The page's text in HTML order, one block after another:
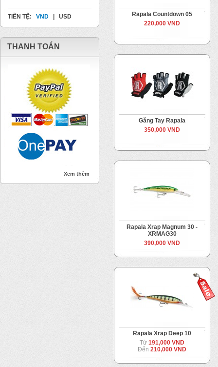
TIỀN TỆ: VND USD
THANH TOÁN
Xem thêm
Rapala Countdown 05
220,000 VND
Găng Tay Rapala
350,000 VND
Rapala Xrap Magnum 30 -
XRMAG30
390,000 VND
Rapala Xrap Deep 10
Từ 191,000 VND
Đến 210,000 VND